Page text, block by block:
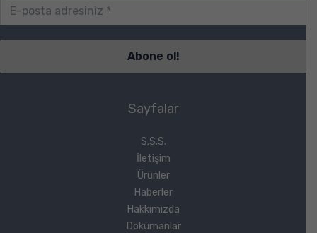
Sayfalar
S.S.S.
İletişim
Ürünler
Haberler
Hakkımızda
Dökümanlar